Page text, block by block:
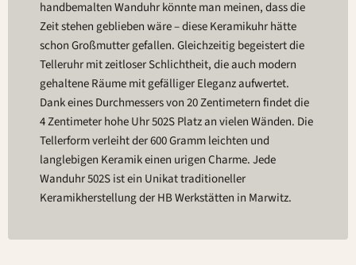
handbemalten Wanduhr könnte man meinen, dass die
Zeit stehen geblieben wäre – diese Keramikuhr hätte
schon Großmutter gefallen. Gleichzeitig begeistert die
Telleruhr mit zeitloser Schlichtheit, die auch modern
gehaltene Räume mit gefälliger Eleganz aufwertet.
Dank eines Durchmessers von 20 Zentimetern findet die
4 Zentimeter hohe Uhr 502S Platz an vielen Wänden. Die
Tellerform verleiht der 600 Gramm leichten und
langlebigen Keramik einen urigen Charme. Jede
Wanduhr 502S ist ein Unikat traditioneller
Keramikherstellung der HB Werkstätten in Marwitz.